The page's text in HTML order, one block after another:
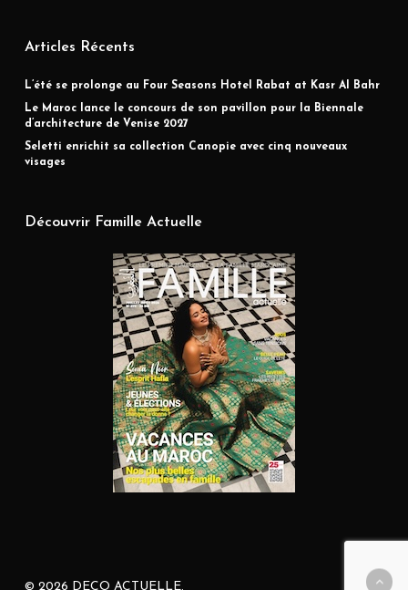
Articles Récents
L’été se prolonge au Four Seasons Hotel Rabat at Kasr Al Bahr
Le Maroc lance le concours de son pavillon pour la Biennale
d’architecture de Venise 2027
Seletti enrichit sa collection Canopie avec cinq nouveaux
visages
Découvrir Famille Actuelle
© 2026 DECO ACTUELLE.